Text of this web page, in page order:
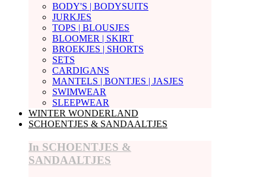
BODY'S | BODYSUITS
JURKJES
TOPS | BLOUSJES
BLOOMER | SKIRT
BROEKJES | SHORTS
SETS
CARDIGANS
MANTELS | BONTJES | JASJES
SWIMWEAR
SLEEPWEAR
WINTER WONDERLAND
SCHOENTJES & SANDAALTJES
In SCHOENTJES &
SANDAALTJES